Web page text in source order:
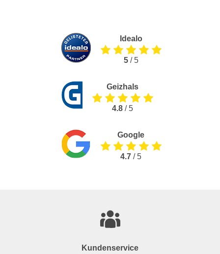
Idealo
5/ 5
Geizhals
4.8 / 5
Google
4.7 / 5
Kundenservice